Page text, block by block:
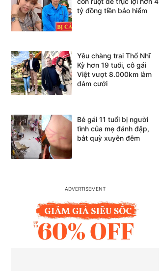
tỷ đồng tiền bảo hiểm
Yêu chàng trai Thổ Nhĩ
Kỳ hơn 19 tuổi, cô gái
Việt vượt 8.000km làm
đám cưới
Bé gái 11 tuổi bị người
tình của mẹ đánh đập,
bắt quỳ xuyên đêm